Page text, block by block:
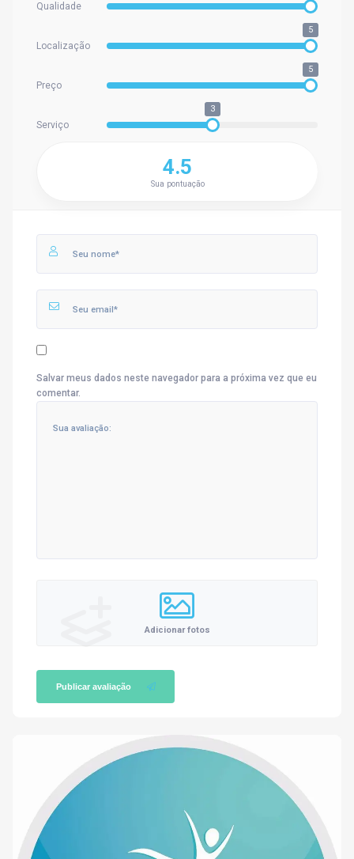
Qualidade
Localização
5
Preço
5
Serviço
3
4.5
Sua pontuação
Salvar meus dados neste navegador para a próxima vez que eu
comentar.
Adicionar fotos
Publicar avaliação